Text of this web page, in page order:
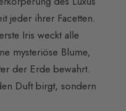
jeder ihrer Facetten.
Iris weckt alle
mysteriöse Blume,
der Erde bewahrt.
Duft birgt, sondern